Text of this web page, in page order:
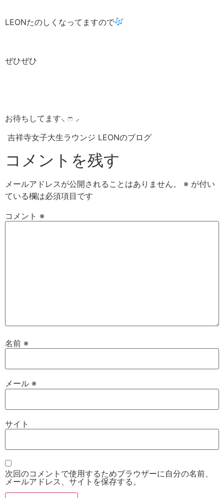
LEONたのしくなってますので
ぜひぜひ
お待ちしてます⸜ ෆ‪ ‪⸝‍
吉祥寺女子大生ラウンジ LEONのブログ
コメントを残す
メールアドレスが公開されることはありません。 ※ が付い
ている欄は必須項目です
コメント ※
名前 ※
メール ※
サイト
次回のコメントで使用するためブラウザーに自分の名前、
メールアドレス、サイトを保存する。